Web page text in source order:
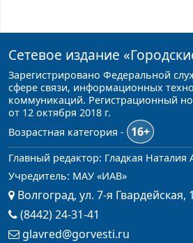
Сетевое издание
Зарегистрировано Федеральной
сфере связи, информационных
коммуникаций. Регистрационный
от 12 октября 2018 г.
Возрастная категория -
16+
Главный редактор: Гладкая Наталия
Учредитель: МАУ «ИАВ»
Волгоград, ул. 7-я Гвардейская,
(8442) 24-31-41
glavred@gorvesti.ru